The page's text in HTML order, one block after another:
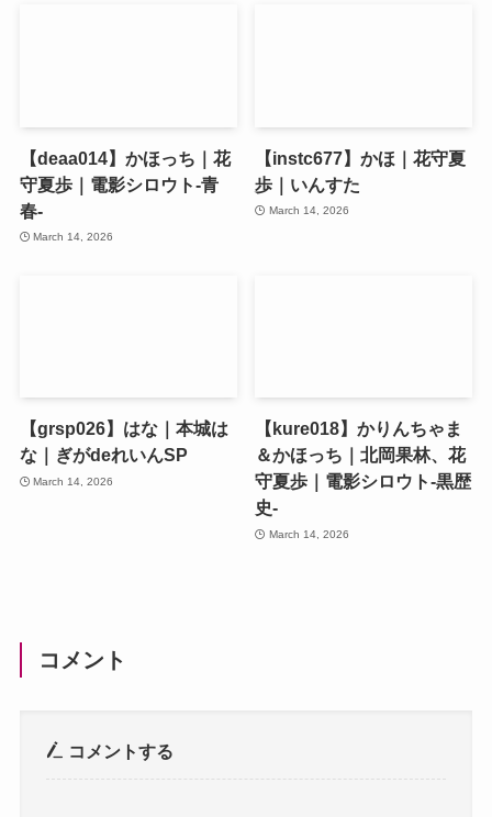
【deaa014】かほっち｜花
守夏歩｜電影シロウト-青
春-
March 14, 2026
【instc677】かほ｜花守夏
歩｜いんすた
March 14, 2026
【grsp026】はな｜本城は
な｜ぎがdeれいんSP
March 14, 2026
【kure018】かりんちゃま
＆かほっち｜北岡果林、花
守夏歩｜電影シロウト-黒歴
史-
March 14, 2026
コメント
コメントする